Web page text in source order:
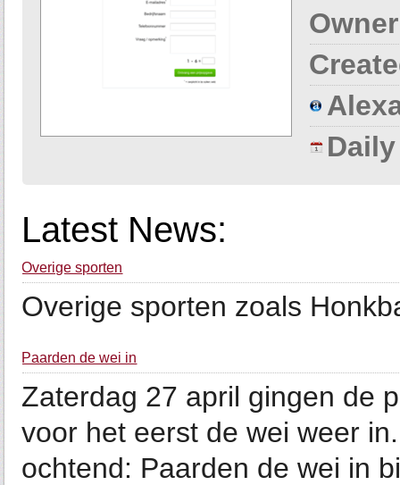
Latest News:
Overige sporten
Overige sporten zoals
Paarden de wei in
Zaterdag 27 april gingen de
voor het eerst de wei weer
ochtend: Paarden de wei in